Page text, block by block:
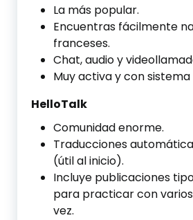
La más popular.
Encuentras fácilmente
franceses.
Chat, audio y
Muy activa y con
HelloTalk
Comunidad enorme.
Traducciones
(útil al inicio).
Incluye publicaciones
para practicar con
vez.